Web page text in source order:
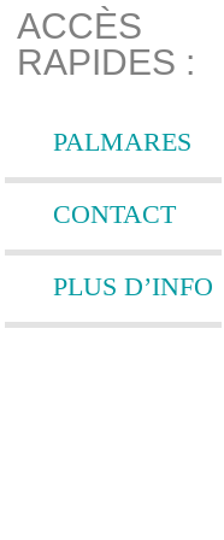
ACCÈS
RAPIDES :
PALMARES
CONTACT
PLUS D’INFO